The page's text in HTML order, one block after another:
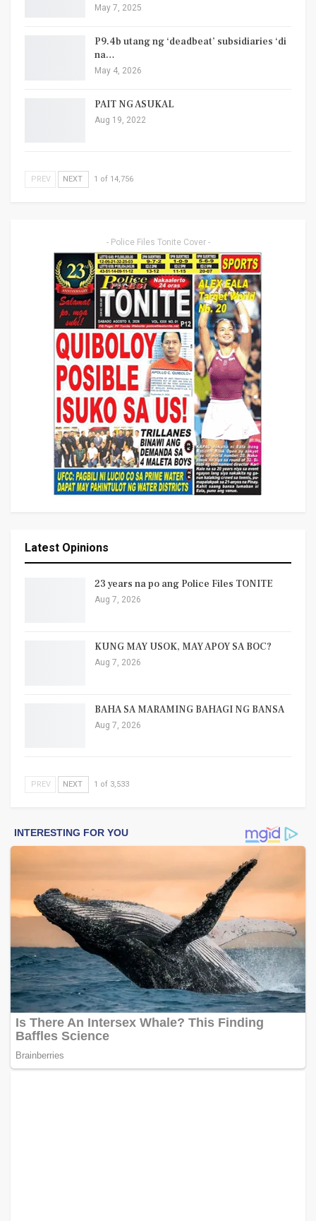
May 7, 2025
P9.4b utang ng ‘deadbeat’ subsidiaries ‘di
na…
May 4, 2026
PAIT NG ASUKAL
Aug 19, 2022
PREV NEXT 1 of 14,756
- Police Files Tonite Cover -
Latest Opinions
23 years na po ang Police Files TONITE
Aug 7, 2026
KUNG MAY USOK, MAY APOY SA BOC?
Aug 7, 2026
BAHA SA MARAMING BAHAGI NG BANSA
Aug 7, 2026
PREV NEXT 1 of 3,533